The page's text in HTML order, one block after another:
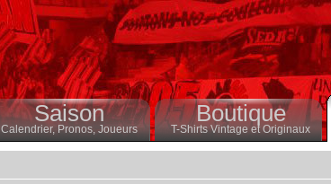
Saison
Calendrier,Pronos, Joueurs
Boutique
T-Shirts Vintage et Originaux